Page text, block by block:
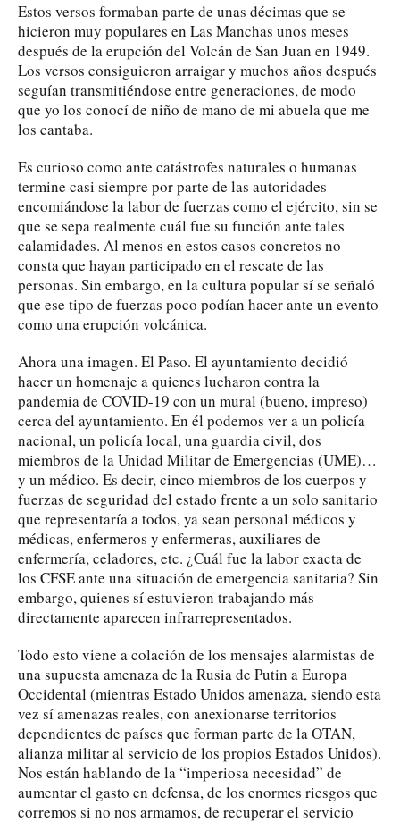
Estos versos formaban parte de unas décimas que se
hicieron muy populares en Las Manchas unos meses
después de la erupción del Volcán de San Juan en 1949.
Los versos consiguieron arraigar y muchos años después
seguían transmitiéndose entre generaciones, de modo
que yo los conocí de niño de mano de mi abuela que me
los cantaba.
Es curioso como ante catástrofes naturales o humanas
termine casi siempre por parte de las autoridades
encomiándose la labor de fuerzas como el ejército, sin se
que se sepa realmente cuál fue su función ante tales
calamidades. Al menos en estos casos concretos no
consta que hayan participado en el rescate de las
personas. Sin embargo, en la cultura popular sí se señaló
que ese tipo de fuerzas poco podían hacer ante un evento
como una erupción volcánica.
Ahora una imagen. El Paso. El ayuntamiento decidió
hacer un homenaje a quienes lucharon contra la
pandemia de COVID-19 con un mural (bueno, impreso)
cerca del ayuntamiento. En él podemos ver a un policía
nacional, un policía local, una guardia civil, dos
miembros de la Unidad Militar de Emergencias (UME)…
y un médico. Es decir, cinco miembros de los cuerpos y
fuerzas de seguridad del estado frente a un solo sanitario
que representaría a todos, ya sean personal médicos y
médicas, enfermeros y enfermeras, auxiliares de
enfermería, celadores, etc. ¿Cuál fue la labor exacta de
los CFSE ante una situación de emergencia sanitaria? Sin
embargo, quienes sí estuvieron trabajando más
directamente aparecen infrarrepresentados.
Todo esto viene a colación de los mensajes alarmistas de
una supuesta amenaza de la Rusia de Putin a Europa
Occidental (mientras Estado Unidos amenaza, siendo esta
vez sí amenazas reales, con anexionarse territorios
dependientes de países que forman parte de la OTAN,
alianza militar al servicio de los propios Estados Unidos).
Nos están hablando de la “imperiosa necesidad” de
aumentar el gasto en defensa, de los enormes riesgos que
corremos si no nos armamos, de recuperar el servicio